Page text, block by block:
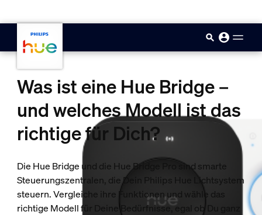
Was ist eine Hue Bridge –
und welches Modell ist das
richtige für Dich?
Die Hue Bridge und die Hue Bridge Pro sind smarte
Steuerungszentralen, die Dein Philips Hue Lichtsystem
steuern. Vergleiche ihre Funktionen und wähle das
richtige Modell für Deine Bedürfnisse, egal ob Du ganz